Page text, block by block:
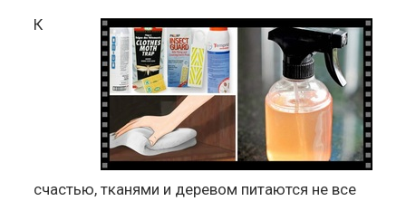
К
счастью, тканями и деревом питаются не все